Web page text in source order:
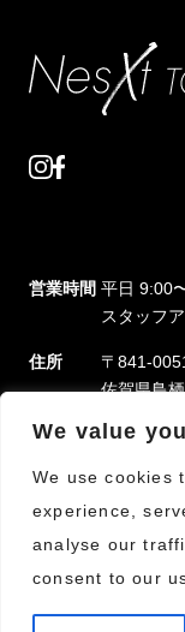
We value
We use cookies
experience,
analyse our
consent to our
営業時間 平日 9:00
スタッフ
住所
〒841-
佐賀県鳥
支払方法 現金、クレ
運営会社 寶結株式会